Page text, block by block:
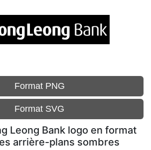
Format PNG
Format SVG
Leong Bank logo en format
arrière-plans sombres